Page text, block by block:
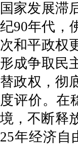
国家发展滞
纪90年代，
次和平政权
形成争取民
替政权，彻
度评价。在
境，不断释
25年经济自